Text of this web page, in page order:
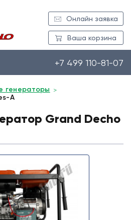
Онлайн заявка
Ваша корзина
+7 499 110-81-07
генераторы
A
Grand Decho